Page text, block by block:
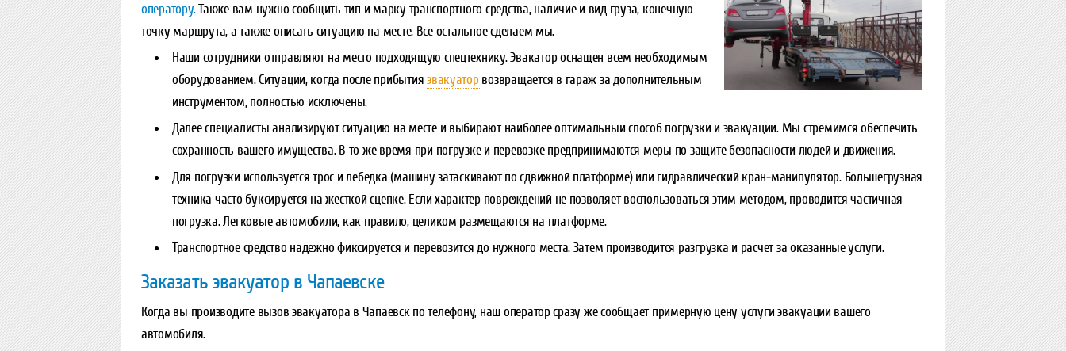
оператору.Также вам нужно сообщить тип и марку транспортного средства, наличие и вид груза, конечную
точку маршрута, а также описать ситуацию на месте. Все остальное сделаем мы.
Наши сотрудники отправляют на место подходящую спецтехнику. Эвакатор оснащен всем необходимым
оборудованием. Ситуации, когда после прибытияэвакуаторвозвращается в гараж за дополнительным
инструментом, полностью исключены.
Далее специалисты анализируют ситуацию на месте и выбирают наиболее оптимальный способ погрузки и эвакуации. Мы стремимся обеспечить
сохранность вашего имущества. В то же время при погрузке и перевозке предпринимаются меры по защите безопасности людей и движения.
Для погрузки используется трос и лебедка (машину затаскивают по сдвижной платформе) или гидравлический кран-манипулятор. Большегрузная
техника часто буксируется на жесткой сцепке. Если характер повреждений не позволяет воспользоваться этим методом, проводится частичная
погрузка. Легковые автомобили, как правило, целиком размещаются на платформе.
Транспортное средство надежно фиксируется и перевозится до нужного места. Затем производится разгрузка и расчет за оказанные услуги.
Заказать эвакуатор в Чапаевске
Когда вы производите вызов эвакуатора в Чапаевск по телефону, наш оператор сразу же сообщает примерную цену услуги эвакуации вашего
автомобиля.